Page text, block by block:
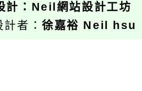
計 ： Neil網站設計工坊
計者：徐嘉裕 Neil hsu